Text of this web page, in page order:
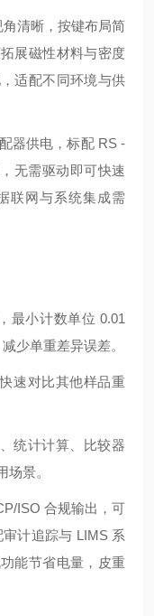
角清晰，按键布局简
展磁性材料与密度
适配不同环境与供
器供电，标配 RS -
无需驱动即可快速
联网与系统集成需
最小计数单位 0.01
少单重差异误差。
速对比其他样品重
统计计算、比较器
场景。
ISO 合规输出，可
计追踪与 LIMS 系
能节省电量，皮重